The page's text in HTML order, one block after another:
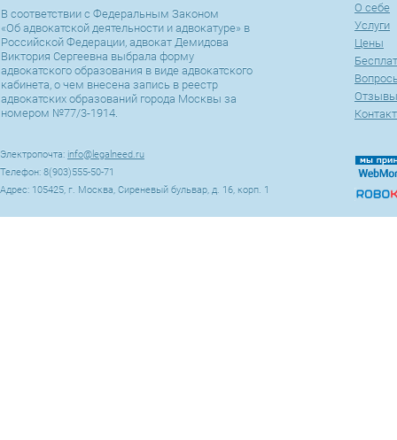
В соответствии с Федеральным Законом
«Об адвокатской деятельности и адвокатуре» в
Российской Федерации, адвокат Демидова
Виктория Сергеевна выбрала форму
адвокатского образования в виде адвокатского
кабинета, о чем внесена запись в реестр
адвокатских образований города Москвы за
номером №77/3-1914.
Электропочта: info@legalneed.ru
Телефон: 8(903)555-50-71
Адрес: 105425, г. Москва, Сиреневый бульвар, д. 16, корп. 1
О себе
Услуги
Цены
Отзывы